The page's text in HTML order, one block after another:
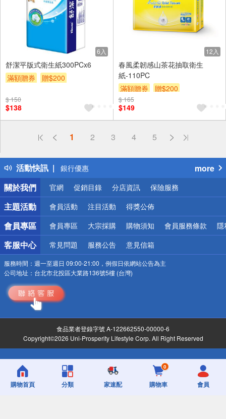
6入
舒潔平版式衛生紙300PCx6
滿額贈券
贈$200
$ 150
$138
12入
春風柔韌感山茶花抽取衛生
紙-110PC
滿額贈券
贈$200
$ 165
$149
1 2 3 4 5
活動快訊
詐騙網頁！請小心！
熱門話題
銀行優惠
偏遠地區配送
詐騙網頁！請小心！
more
關於我們
官網 促銷目錄 分店資訊 保險服務
主題活動 會員活動 注目活動 得獎公佈
會員專區 會員專區 大宗採購 購物須知 會員服務條款 隱
客服中心 常見問題 服務公告 意見信箱
服務時間： 週一至週日 09:00-21:00，例假日依網站公告為主
公司地址： 台北市北投區大業路136號5樓 (台灣)
食品業者登錄字號 A-122662550-00000-6
Copyright©2026 Uni-Prosperity Lifestyle Corp. All Right Reserved
購物首頁 分類 家速配
0
購物車 會員